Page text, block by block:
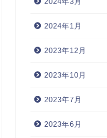
2024年1月
2023年12月
2023年10月
2023年7月
2023年6月